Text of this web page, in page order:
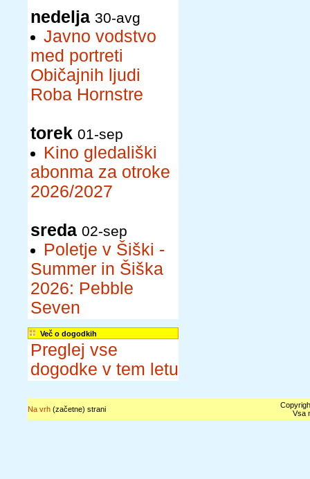
nedelja 30-avg
Javno vodstvo
med portreti
Običajnih ljudi
Roba Hornstre
torek 01-sep
Kino gledališki
abonma za otroke
2026/2027
sreda 02-sep
Poletje v Šiški -
Summer in Šiška
2026: Pebble
Seven
Več o dogodkih
Preglej vse
dogodke v tem letu
Na vrh(začetne) strani
Vsa